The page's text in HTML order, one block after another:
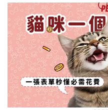
時立即獎勵。另外要處理的常
每當出現不當行為，給予適當
幼犬選擇正確行為時獎勵，這
的幼犬正處於社會化黃金期，
安排幼犬接觸不同人類（包
等）、各種動物、交通工具和
情境中，逐漸增加複雜度。每
犬對新事物的積極態度。進階
下降，表示身體狀況不佳，應
檢查是否需要帶去看獸醫 如果
可以先觀察，如果腹瀉超過 48
嘔吐 應立即就醫。 透過這 5 個
原因與嚴重程度，確保毛孩的
議讓獸醫檢查，才能安心哦！
風險貓咪包含：幼貓、老貓、
身體狀況出現警訊時要特別注
兩全其美！貓咪掉毛原因1. 皮
見兇手！皮膚發炎、感染或是
康光澤並大量脫落。常見的皮
癬蟲等寄生蟲，甚至是皮膚過
結痂、脫屑或異常氣味，同時
貓咪掉毛原因2. 過敏誰說只有
環境中的塵蟎、花粉、清潔劑
反應。過敏症狀不只是打噴嚏
問題。特別是食物過敏，更是